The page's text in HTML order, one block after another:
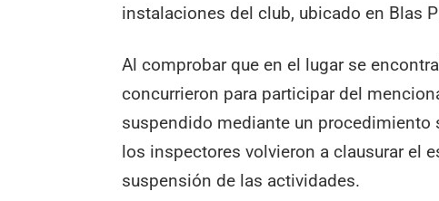
instalaciones del club, ubicado en Blas
Al comprobar que en el lugar se
concurrieron para participar del
suspendido mediante un procedimiento
los inspectores volvieron a clausurar el
suspensión de las actividades.